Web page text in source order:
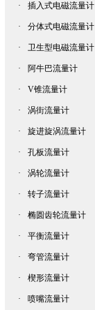
· 插入式电磁流量计
· 分体式电磁流量计
· 卫生型电磁流量计
· 阿牛巴流量计
· V锥流量计
· 涡街流量计
· 旋进旋涡流量计
· 孔板流量计
· 涡轮流量计
· 转子流量计
· 椭圆齿轮流量计
· 平衡流量计
· 弯管流量计
· 楔形流量计
· 喷嘴流量计